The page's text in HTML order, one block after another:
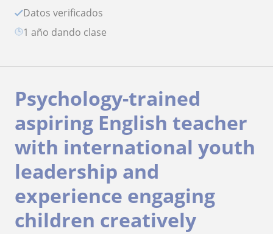
Datos verificados
1 año dando clase
Psychology-trained
aspiring English teacher
with international youth
leadership and
experience engaging
children creatively